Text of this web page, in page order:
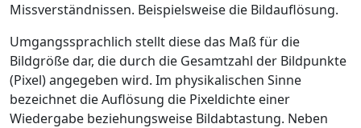
Missverständnissen. Beispielsweise die Bildauflösung.
Umgangssprachlich stellt diese das Maß für die
Bildgröße dar, die durch die Gesamtzahl der Bildpunkte
(Pixel) angegeben wird. Im physikalischen Sinne
bezeichnet die Auflösung die Pixeldichte einer
Wiedergabe beziehungsweise Bildabtastung. Neben